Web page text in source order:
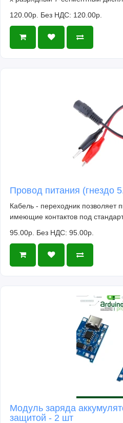
120.00р. Без НДС: 120.00р.
Провод питания (гнездо
Кабель - переходник позволяет
имеющие контактов под
95.00р. Без НДС: 95.00р.
Модуль заряда
защитой - 2 шт